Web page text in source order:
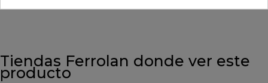
Tiendas Ferrolan donde ver este
producto